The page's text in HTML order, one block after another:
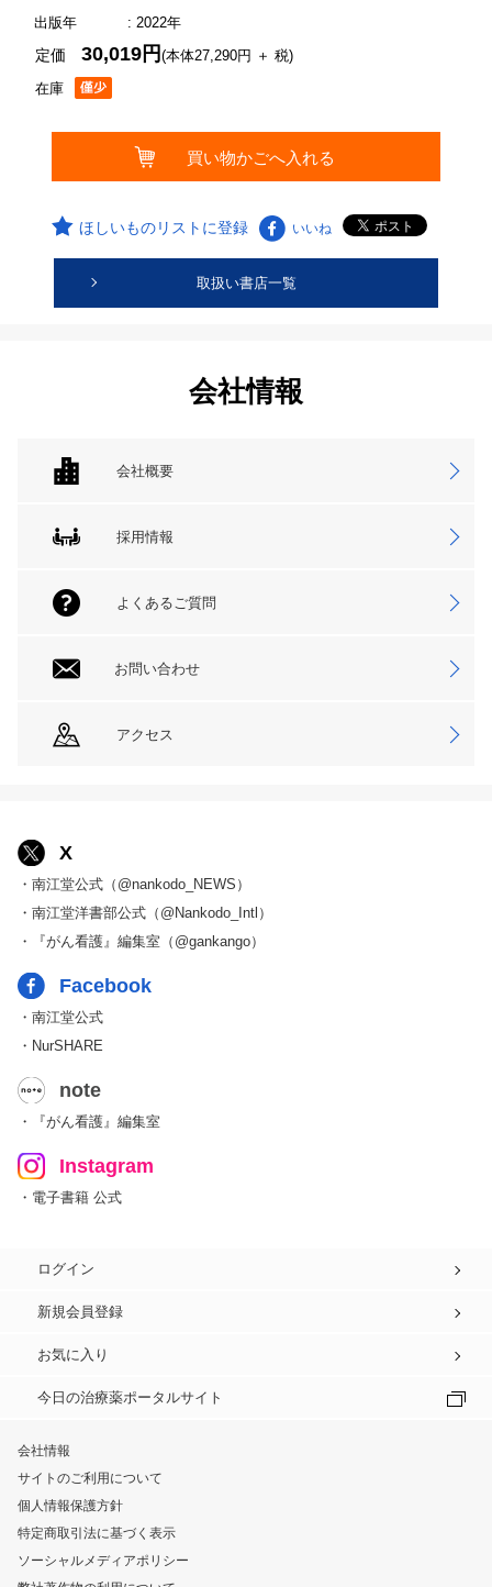
出版年
: 2022年
在庫
定価30,019円(本体27,290円 ＋ 税)
ほしいものリストに登録 いいね
取扱い書店一覧
会社情報
会社概要
採用情報
よくあるご質問
お問い合わせ
アクセス
X
・南江堂公式（@nankodo_NEWS）
・南江堂洋書部公式（@Nankodo_Intl）
・『がん看護』編集室（@gankango）
Facebook
・南江堂公式
・NurSHARE
note
・『がん看護』編集室
Instagram
・電子書籍 公式
ログイン
新規会員登録
お気に入り
今日の治療薬ポータルサイト
会社情報
サイトのご利用について
個人情報保護方針
特定商取引法に基づく表示
ソーシャルメディアポリシー